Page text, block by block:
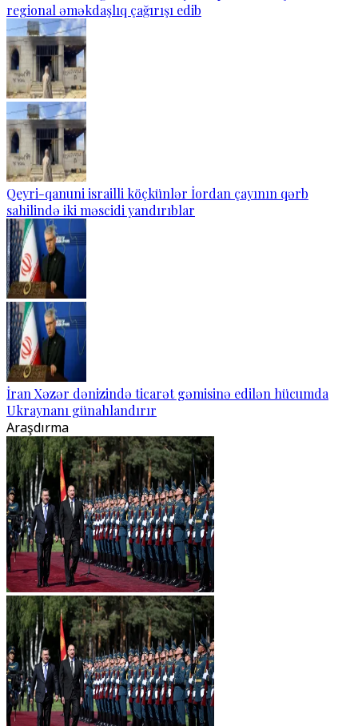
regional əməkdaşlıq çağırışı edib
Qeyri-qanuni israilli köçkünlər İordan çayının qərb
sahilində iki məscidi yandırıblar
İran Xəzər dənizində ticarət gəmisinə edilən hücumda
Ukraynanı günahlandırır
Araşdırma